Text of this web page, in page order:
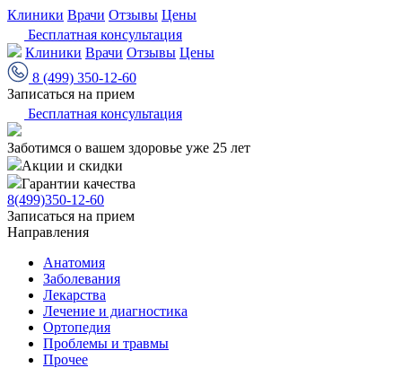
Клиники Врачи Отзывы Цены
Бесплатная консультация
Клиники Врачи Отзывы Цены
8 (499) 350-12-60
Записаться на прием
Бесплатная консультация
Заботимся о вашем здоровье уже 25 лет
Акции и скидки
Гарантии качества
8(499)350-12-60
Записаться на прием
Направления
Анатомия
Заболевания
Лекарства
Лечение и диагностика
Ортопедия
Проблемы и травмы
Прочее